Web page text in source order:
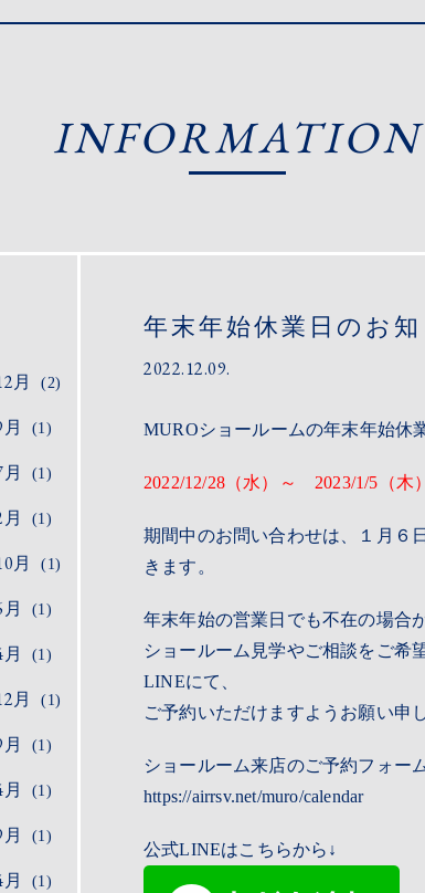
INFORMATION
月 (2)
(1)
(1)
(1)
月 (1)
(1)
(1)
月 (1)
(1)
(1)
(1)
(1)
年末年始休業日のお知
2022.12.09.
MUROショールームの年末年始休
2022/12/28（水）～ 2023/1/5（
期間中のお問い合わせは、１月６
きます。
年末年始の営業日でも不在の場合
ショールーム見学やご相談をご希
LINEにて、
ご予約いただけますようお願い申
ショールーム来店のご予約フォー
https://airrsv.net/muro/calendar
公式LINEはこちらから↓